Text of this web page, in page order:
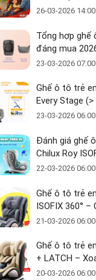
26-03-2026 14:00
Tổng hợp ghế
đáng mua
theo tầm giá
23-03-2026 07:00
Ghế ô tô trẻ
Every Stage
Ưu và nhược
23-03-2026 06:00
Đánh giá ghế
Chilux Roy
mua trong
22-03-2026 06:00
Ghế ô tô trẻ
ISOFIX 360°
trong tầm giá
21-03-2026 06:00
Ghế ô tô trẻ
+ LATCH –
170°, giải pháp
20-03-2026 06:00